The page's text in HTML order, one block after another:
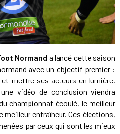
Normand a lancé cette saison
avec un objectif premier :
mettre ses acteurs en lumière.
vidéo de conclusion viendra
championnat écoulé, le meilleur
meilleur entraîneur. Ces élections,
par ceux qui sont les mieux